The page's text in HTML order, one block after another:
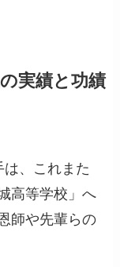
実績と功績
、これまた
高等学校」へ
師や先輩らの